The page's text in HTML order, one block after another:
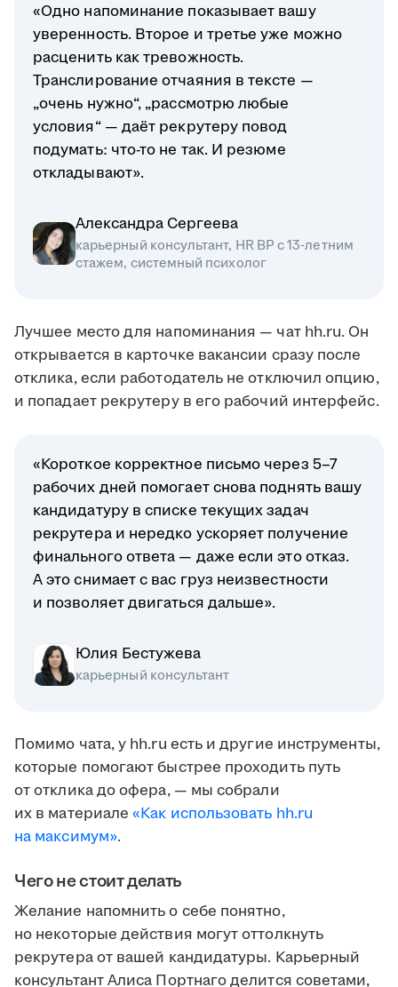
«Одно напоминание показывает вашу
уверенность. Второе и третье уже можно
расценить как тревожность.
Транслирование отчаяния в тексте —
„очень нужно“, „рассмотрю любые
условия“ — даёт рекрутеру повод
подумать: что-то не так. И резюме
откладывают».
Александра Сергеева
карьерный консультант, HR BP с 13-летним
стажем, системный психолог
Лучшее место для напоминания — чат hh.ru. Он
открывается в карточке вакансии сразу после
отклика, если работодатель не отключил опцию,
и попадает рекрутеру в его рабочий интерфейс.
«Короткое корректное письмо через 5–7
рабочих дней помогает снова поднять вашу
кандидатуру в списке текущих задач
рекрутера и нередко ускоряет получение
финального ответа — даже если это отказ.
А это снимает с вас груз неизвестности
и позволяет двигаться дальше».
Юлия Бестужева
карьерный консультант
Помимо чата, у hh.ru есть и другие инструменты,
которые помогают быстрее проходить путь
от отклика до офера, — мы собрали
их в материале«Как использовать hh.ru
на максимум».
Чего не стоит делать
Желание напомнить о себе понятно,
но некоторые действия могут оттолкнуть
рекрутера от вашей кандидатуры. Карьерный
консультант Алиса Портнаго делится советами,